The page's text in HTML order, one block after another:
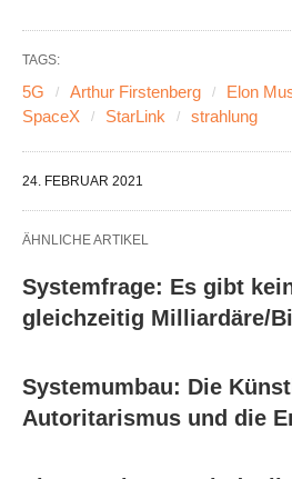
TAGS:
5G Arthur Firstenberg Elon
SpaceX
StarLink strahlung
24. FEBRUAR 2021
ÄHNLICHE ARTIKEL
Systemfrage: Es gibt
gleichzeitig Milliardäre/
Systemumbau: Die
Autoritarismus und die